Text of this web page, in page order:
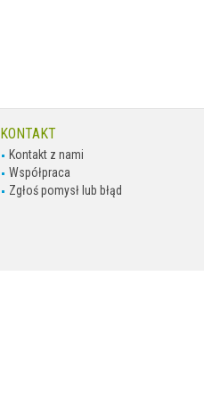
KONTAKT
Kontakt z nami
Współpraca
Zgłoś pomysł lub błąd